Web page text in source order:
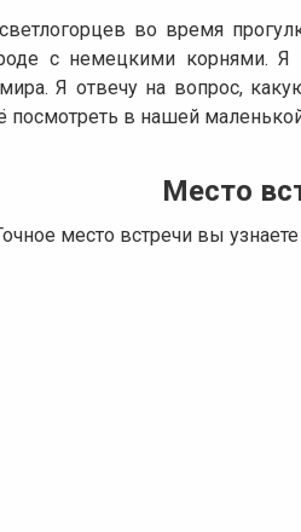
во время
с немецкими корнями.
Я отвечу на вопрос,
посмотреть в нашей
Место
место встречи вы